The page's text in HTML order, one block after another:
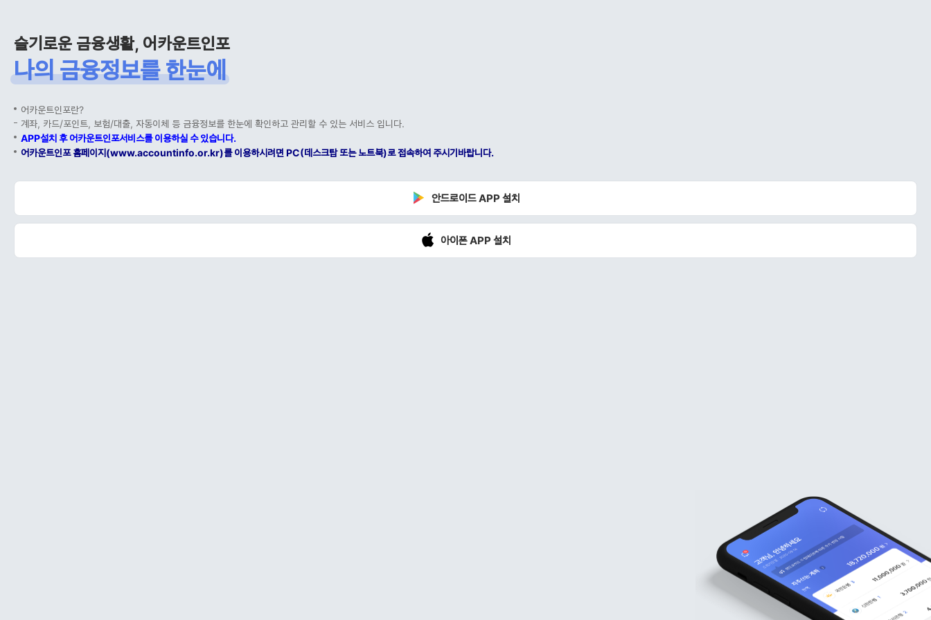
슬기로운 금융생활, 어카운트인포
나의 금융정보를 한눈에
어카운트인포란?
계좌, 카드/포인트, 보험/대출, 자동이체 등 금융정보를 한눈에 확인하고 관리할 수 있는 서비스 입니다.
APP설치 후 어카운트인포서비스를 이용하실 수 있습니다.
어카운트인포 홈페이지(www.accountinfo.or.kr)를 이용하시려면 PC(데스크탑 또는 노트북)로 접속하여 주시기바랍니다.
안드로이드 APP 설치
아이폰 APP 설치